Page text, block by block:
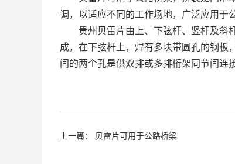
调，以适应不同的工作场地，广泛应用于
贵州贝雷片由上、下弦杆、竖杆及斜杆
成，在下弦杆上，焊有多块带圆孔的钢板
间的两个孔是供双排或多排桁架同节间连
上一篇： 贝雷片可用于公路桥梁